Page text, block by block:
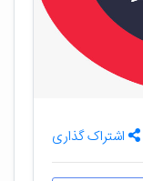
اشتراک گذاری